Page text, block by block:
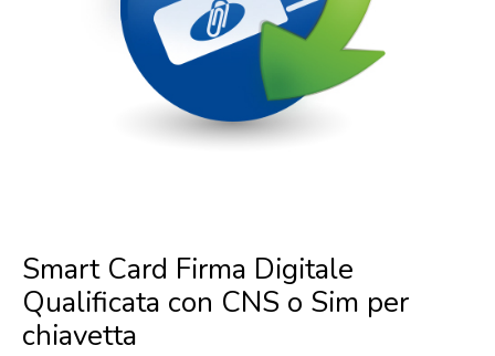
Smart Card Firma Digitale
Qualificata con CNS o Sim per
chiavetta